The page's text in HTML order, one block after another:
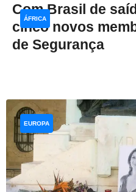
Com Brasil de
cinco novos
de Segurança
ÁFRICA
EUROPA